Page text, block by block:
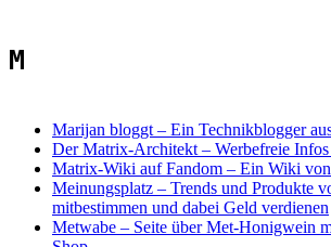
M
Marijan bloggt – Ein Technikblogger
Der Matrix-Architekt – Werbefreie
Matrix-Wiki auf Fandom – Ein Wiki
Meinungsplatz – Trends und Produkte
mitbestimmen und dabei Geld verdienen
Metwabe – Seite über Met-Honigwein